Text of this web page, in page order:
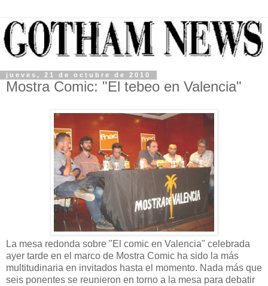
jueves, 21 de octubre de 2010
Mostra Comic: "El tebeo en Valencia"
La mesa redonda sobre "El comic en Valencia" celebrada
ayer tarde en el marco de Mostra Comic ha sido la más
multitudinaria en invitados hasta el momento. Nada más que
seis ponentes se reunieron en torno a la mesa para debatir